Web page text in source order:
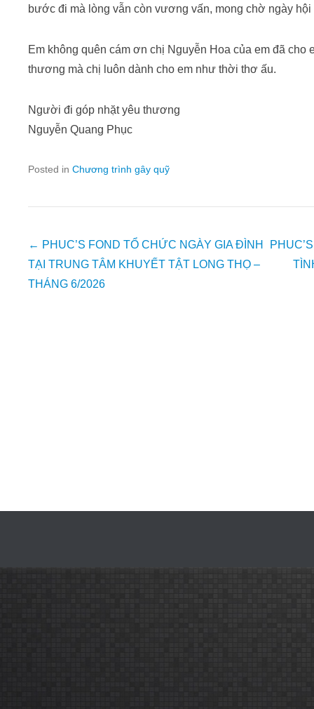
bước đi mà lòng vẫn còn vương vấn, mong chờ ngày hội
Em không quên cám ơn chị Nguyễn Hoa của em đã cho
thương mà chị luôn dành cho em như thời thơ ấu.
Người đi góp nhặt yêu thương
Nguyễn Quang Phục
Posted in Chương trình gây quỹ
Post
navigation
← PHUC’S FOND TỔ CHỨC NGÀY GIA ĐÌNH
TẠI TRUNG TÂM KHUYẾT TẬT LONG THỌ –
THÁNG 6/2026